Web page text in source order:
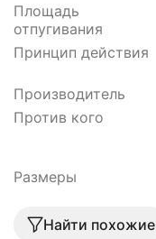
Площадь
отпугивания
Принцип действия
Производитель
Против кого
Размеры
Найти похожие